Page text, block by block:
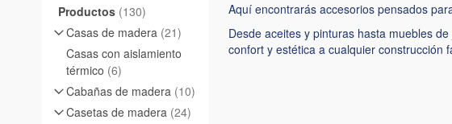
Aquí encontrarás accesorios pensados
Desde aceites y pinturas hasta muebles
confort y estética a cualquier construcción
Productos 130
artículos
Casas de madera 21
artículos
Casas con aislamiento
térmico 6
artículos
Cabañas de madera 10
artículos
Casetas de madera 24
artículos